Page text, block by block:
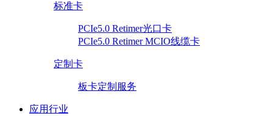
标准卡
PCIe5.0 Retimer光口卡
PCIe5.0 Retimer MCIO线缆卡
定制卡
板卡定制服务
应用行业